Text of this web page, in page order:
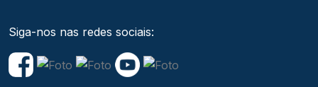
Siga-nos nas redes sociais: